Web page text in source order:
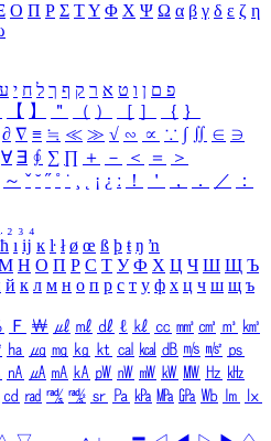
Ο Π Ρ Σ ΤΥ Φ Χ Ψ Ω α β γ δ ε ζ η
פ ם ן ו ט א ר ק ף ך ל ח י ע
【 】 ＂ （ ） ［ ］ ｛ ｝
∂ ∇ ≡ ≒ ≪ ≫ √ ∽ ∝ ∵ ∫ ∬ ∈ ∋
∀ ∃ ∮ ∑ ∏ ＋ － ＜ ＝
＞
～ ˇ ˘ ˝ ˚ ˙ ¸ ¡ ¿ ː ！ ＇ ， ． ／
：
₂ ₃ ₄
ħ ı ĳ ĸ ŀ ł ø œ ß þ ŧ ŋ ŉ
Н О П Р С Т У Ф Х Ц Ч Ш Щ Ъ
й к л м н о п р с т у ф х ц ч ш щ ъ
Ｆ ￦ ㎕ ㎖ ㎗ ℓ ㎘ ㏄ ㎣ ㎤ ㎥ ㎦
㏊ ㎍ ㎎ ㎏ ㏏ ㎈ ㎉ ㏈ ㎧ ㎨ ㎰
㎁ ㎂ ㎃ ㎄ ㎺ ㎻ ㎽ ㎾ ㎿ ㎐ ㎑
㏅ ㎭ ㎮ ㎯ ㏛ ㎩ ㎪ ㎫ ㎬ ㏝ ㏐
㏓